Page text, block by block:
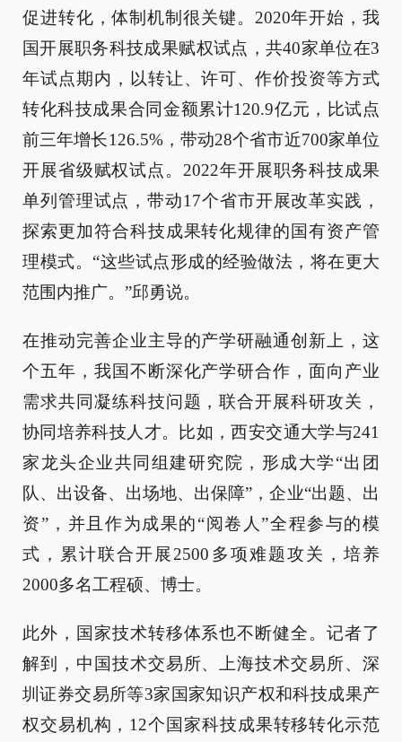
促进转化，体制机制很关键。2020年开始，我
国开展职务科技成果赋权试点，共40家单位在3
年试点期内，以转让、许可、作价投资等方式
转化科技成果合同金额累计120.9亿元，比试点
前三年增长126.5%，带动28个省市近700家单位
开展省级赋权试点。2022年开展职务科技成果
单列管理试点，带动17个省市开展改革实践，
探索更加符合科技成果转化规律的国有资产管
理模式。“这些试点形成的经验做法，将在更大
范围内推广。”邱勇说。
在推动完善企业主导的产学研融通创新上，这
个五年，我国不断深化产学研合作，面向产业
需求共同凝练科技问题，联合开展科研攻关，
协同培养科技人才。比如，西安交通大学与241
家龙头企业共同组建研究院，形成大学“出团
队、出设备、出场地、出保障”，企业“出题、出
资”，并且作为成果的“阅卷人”全程参与的模
式，累计联合开展2500多项难题攻关，培养
2000多名工程硕、博士。
此外，国家技术转移体系也不断健全。记者了
解到，中国技术交易所、上海技术交易所、深
圳证券交易所等3家国家知识产权和科技成果产
权交易机构，12个国家科技成果转移转化示范